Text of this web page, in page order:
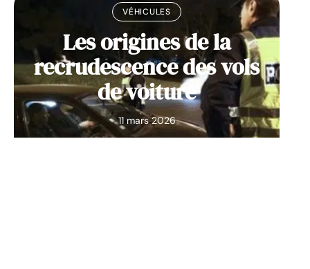
VÉHICULES
Les origines de la
recrudescence des vols
de voiture
11 mars 2026